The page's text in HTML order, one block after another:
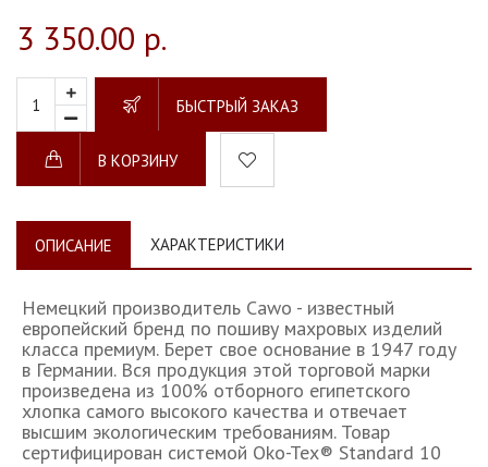
3 350.00 р.
БЫСТРЫЙ ЗАКАЗ
В КОРЗИНУ
ОПИСАНИЕ ХАРАКТЕРИСТИКИ
Немецкий производитель Cawo - известный
европейский бренд по пошиву махровых изделий
класса премиум. Берет свое основание в 1947 году
в Германии. Вся продукция этой торговой марки
произведена из 100% отборного египетского
хлопка самого высокого качества и отвечает
высшим экологическим требованиям. Товар
сертифицирован системой Oko-Tex® Standard 10